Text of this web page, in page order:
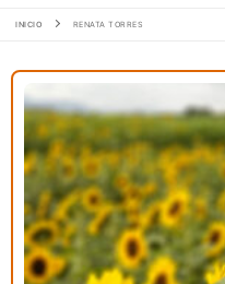
INICIO RENATA TORRES